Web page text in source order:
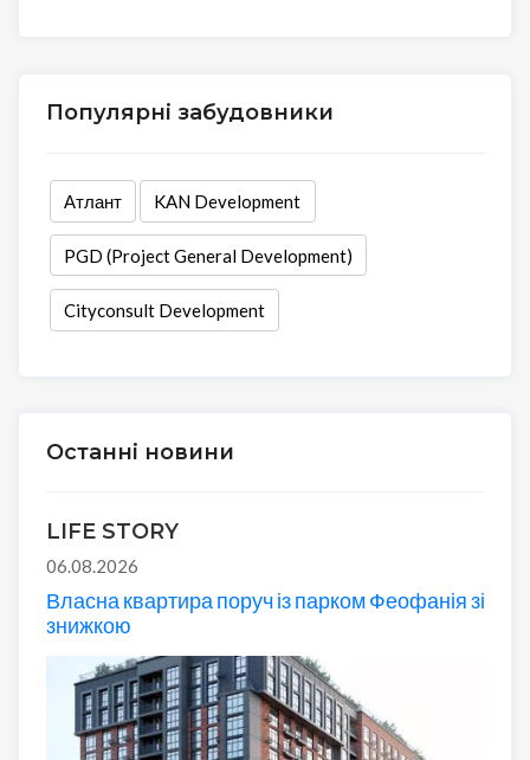
Популярні забудовники
Атлант KAN Development
PGD (Project General Development)
Cityconsult Development
Останні новини
LIFE STORY
06.08.2026
Власна квартира поруч із парком Феофанія зі
знижкою